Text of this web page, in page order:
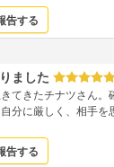
告する
ました
てきたチナツさん。
分に厳しく、相手を
この不倫で傷つか
の人も実は良い人で
大樹さん幸せになっ
告する